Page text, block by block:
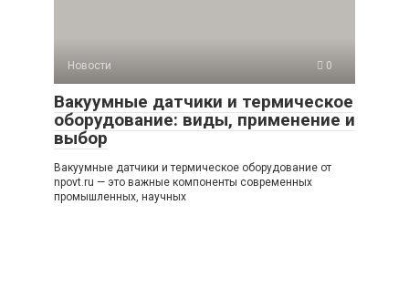
Новости 0
Вакуумные датчики и термическое
оборудование: виды, применение и
выбор
Вакуумные датчики и термическое оборудование от
npovt.ru — это важные компоненты современных
промышленных, научных